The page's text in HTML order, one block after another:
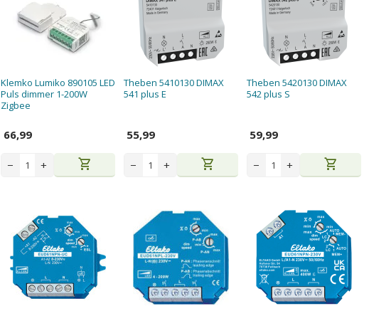
Klemko Lumiko 890105 LED
Puls dimmer 1-200W
Zigbee
66,99
− + shopping_cart
Theben 5410130 DIMAX
541 plus E
55,99
− + shopping_cart
Theben 5420130 DIMAX
542 plus S
59,99
− + shopping_cart